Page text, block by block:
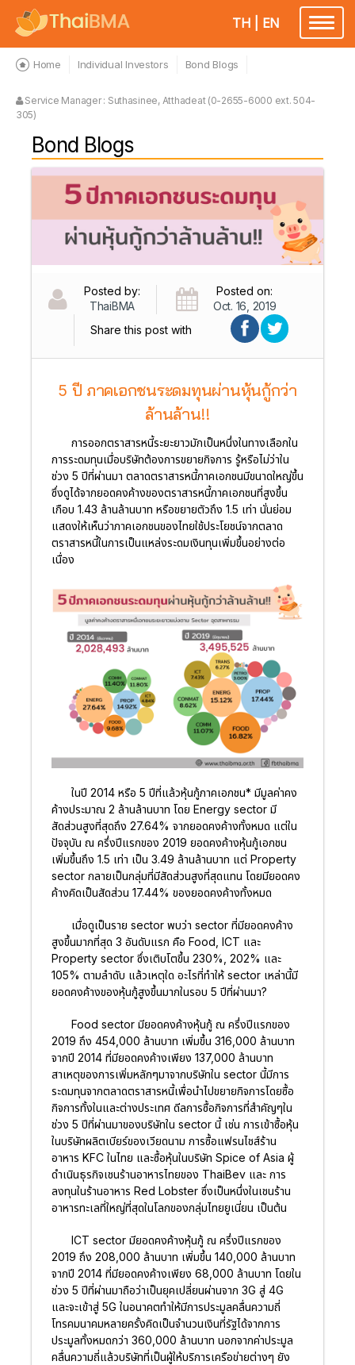
TH EN
Home Individual Investors Bond Blogs
Service Manager : Suthasinee, Atthadeat (0-2655-6000 ext. 504-
305)
Bond Blogs
Posted by:
ThaiBMA
Posted on:
Oct. 16, 2019
Share this post with
5 ปี ภาคเอกชนระดมทุนผ่านหุ้นกู้กว่า
ล้านล้าน!!
การออกตราสารหนี้ระยะยาวมักเป็นหนึ่งในทางเลือกใน
การระดมทุนเมื่อบริษัทต้องการขยายกิจการ รู้หรือไม่ว่าใน
ช่วง 5 ปีที่ผ่านมา ตลาดตราสารหนี้ภาคเอกชนมีขนาดใหญ่ขึ้น
ซึ่งดูได้จากยอดคงค้างของตราสารหนี้ภาคเอกชนที่สูงขึ้น
เกือบ 1.43 ล้านล้านบาท หรือขยายตัวถึง 1.5 เท่า นั่นย่อม
แสดงให้เห็นว่าภาคเอกชนของไทยใช้ประโยชน์จากตลาด
ตราสารหนี้ในการเป็นแหล่งระดมเงินทุนเพิ่มขึ้นอย่างต่อ
เนื่อง
ในปี 2014 หรือ 5 ปีที่แล้วหุ้นกู้ภาคเอกชน* มีมูลค่าคง
ค้างประมาณ 2 ล้านล้านบาท โดย Energy sector มี
สัดส่วนสูงที่สุดถึง 27.64% จากยอดคงค้างทั้งหมด แต่ใน
ปัจจุบัน ณ ครึ่งปีแรกของ 2019 ยอดคงค้างหุ้นกู้เอกชน
เพิ่มขึ้นถึง 1.5 เท่า เป็น 3.49 ล้านล้านบาท แต่ Property
sector กลายเป็นกลุ่มที่มีสัดส่วนสูงที่สุดแทน โดยมียอดคง
ค้างคิดเป็นสัดส่วน 17.44% ของยอดคงค้างทั้งหมด
เมื่อดูเป็นราย sector พบว่า sector ที่มียอดคงค้าง
สูงขึ้นมากที่สุด 3 อันดับแรก คือ Food, ICT และ
Property sector ซึ่งเติบโตขึ้น 230%, 202% และ
105% ตามลำดับ แล้วเหตุใด อะไรที่ทำให้ sector เหล่านี้มี
ยอดคงค้างของหุ้นกู้สูงขึ้นมากในรอบ 5 ปีที่ผ่านมา?
Food sector มียอดคงค้างหุ้นกู้ ณ ครึ่งปีแรกของ
2019 ถึง 454,000 ล้านบาท เพิ่มขึ้น 316,000 ล้านบาท
จากปี 2014 ที่มียอดคงค้างเพียง 137,000 ล้านบาท
สาเหตุของการเพิ่มหลักๆมาจากบริษัทใน sector นี้มีการ
ระดมทุนจากตลาดตราสารหนี้เพื่อนำไปขยายกิจการโดยซื้อ
กิจการทั้งในและต่างประเทศ ดีลการซื้อกิจการที่สำคัญๆใน
ช่วง 5 ปีที่ผ่านมาของบริษัทใน sector นี้ เช่น การเข้าซื้อหุ้น
ในบริษัทผลิตเบียร์ของเวียดนาม การซื้อแฟรนไชส์ร้าน
อาหาร KFC ในไทย และซื้อหุ้นในบริษัท Spice of Asia ผู้
ดำเนินธุรกิจเชนร้านอาหารไทยของ ThaiBev และ การ
ลงทุนในร้านอาหาร Red Lobster ซึ่งเป็นหนึ่งในเชนร้าน
อาหารทะเลที่ใหญ่ที่สุดในโลกของกลุ่มไทยยูเนี่ยน เป็นต้น
ICT sector มียอดคงค้างหุ้นกู้ ณ ครึ่งปีแรกของ
2019 ถึง 208,000 ล้านบาท เพิ่มขึ้น 140,000 ล้านบาท
จากปี 2014 ที่มียอดคงค้างเพียง 68,000 ล้านบาท โดยใน
ช่วง 5 ปีที่ผ่านมาถือว่าเป็นยุคเปลี่ยนผ่านจาก 3G สู่ 4G
และจะเข้าสู่ 5G ในอนาคตทำให้มีการประมูลคลื่นความถี่
โทรคมนาคมหลายครั้งคิดเป็นจำนวนเงินที่รัฐได้จากการ
ประมูลทั้งหมดกว่า 360,000 ล้านบาท นอกจากค่าประมูล
คลื่นความถี่แล้วบริษัทที่เป็นผู้ให้บริการเครือข่ายต่างๆ ยัง